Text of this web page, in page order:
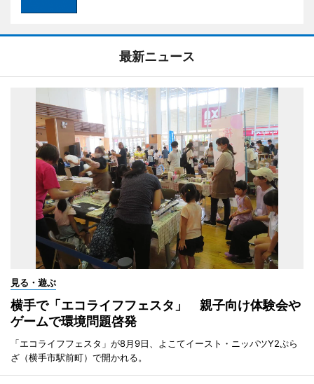
最新ニュース
見る・遊ぶ
横手で「エコライフフェスタ」 親子向け体験会や
ゲームで環境問題啓発
「エコライフフェスタ」が8月9日、よこてイースト・ニッパツY2ぷら
ざ（横手市駅前町）で開かれる。